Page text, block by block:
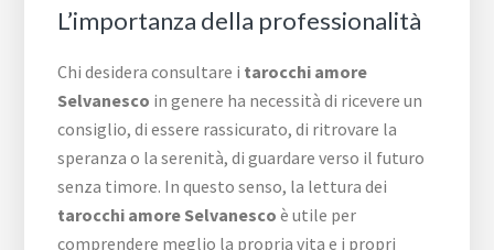
L’importanza della professionalità
Chi desidera consultare i tarocchi amore
Selvanesco in genere ha necessità di ricevere un
consiglio, di essere rassicurato, di ritrovare la
speranza o la serenità, di guardare verso il futuro
senza timore. In questo senso, la lettura dei
tarocchi amore Selvanesco è utile per
comprendere meglio la propria vita e i propri